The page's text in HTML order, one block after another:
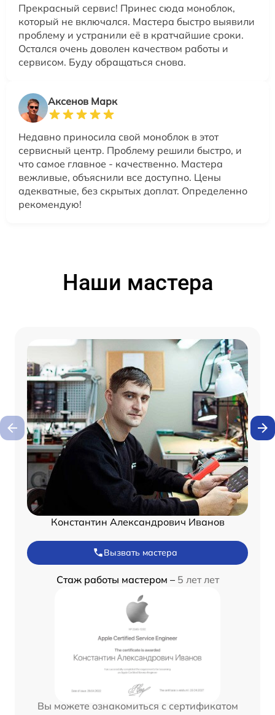
Прекрасный сервис! Принес сюда моноблок,
который не включался. Мастера быстро выявили
проблему и устранили её в кратчайшие сроки.
Остался очень доволен качеством работы и
сервисом. Буду обращаться снова.
Аксенов Марк
Недавно приносила свой моноблок в этот
сервисный центр. Проблему решили быстро, и
что самое главное - качественно. Мастера
вежливые, объяснили все доступно. Цены
адекватные, без скрытых доплат. Определенно
рекомендую!
Наши мастера
Константин Александрович Иванов
Вызвать мастера
Стаж работы мастером – 5 лет лет
Вы можете ознакомиться с сертификатом